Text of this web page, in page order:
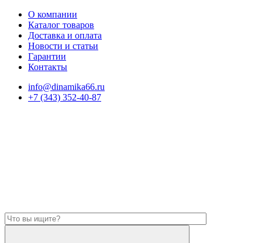
О компании
Каталог товаров
Доставка и оплата
Новости и статьи
Гарантии
Контакты
info@dinamika66.ru
+7 (343) 352-40-87